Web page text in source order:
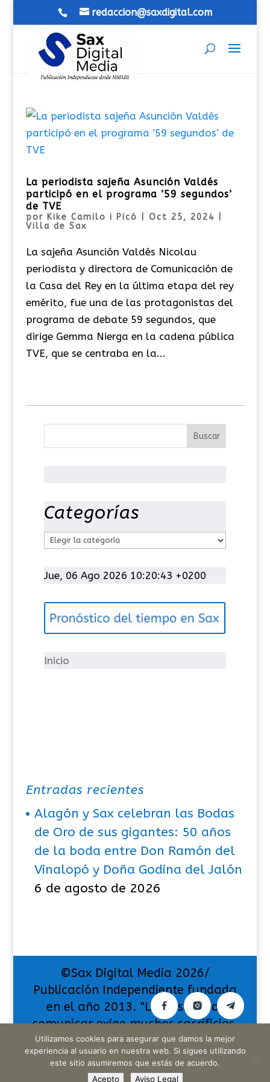
redaccion@saxdigital.com
La periodista sajeña Asunción Valdés
participó en el programa ’59 segundos’
de TVE
por Kike Camilo i Picó Oct 25, 2024
Villa de Sax
La sajeña Asunción Valdés Nicolau
periodista y directora de Comunicación de
la Casa del Rey en la última etapa del rey
emérito, fue una de las protagonistas del
programa de debate 59 segundos, que
dirige Gemma Nierga en la cadena pública
TVE, que se centraba en la...
Categorías
t
g
í
Jue, 06 Ago 2026 10:20:43 +0200
Inicio
Entradas recientes
Alagón y Sax celebran las Bodas
de Oro de sus gigantes: 50 años
de la boda entre Don Ramón del
Vinalopó y Doña Godina del Jalón
6 de agosto de 2026
©Sax Digital Media 2026/
Publicación Independiente fundada
en el año 2013. "La pasión por
comunicar exige muchos sacrificios,
pero también da muchas
satisfacciones".
Utilizamos cookies para asegurar que damos la mejor
experiencia al usuario en nuestra web. Si sigues utilizando
este sitio asumiremos que estás de acuerdo.
Acepto
Aviso Legal